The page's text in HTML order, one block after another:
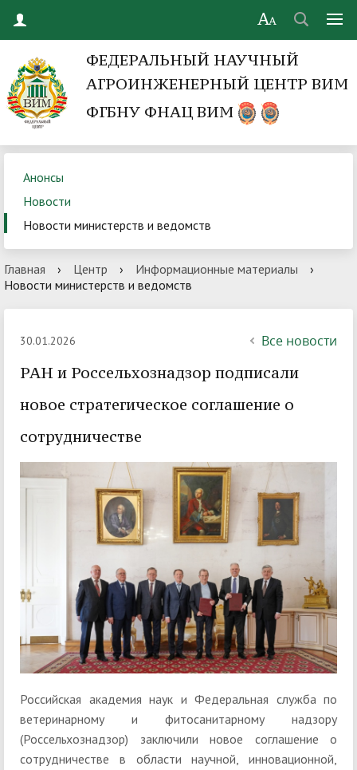
ФЕДЕРАЛЬНЫЙ НАУЧНЫЙ
АГРОИНЖЕНЕРНЫЙ ЦЕНТР ВИМ
ФГБНУ ФНАЦ ВИМ
Анонсы
Новости
Новости министерств и ведомств
Главная › Центр › Информационные материалы
›
Новости министерств и ведомств
30.01.2026 Все новости
РАН и Россельхознадзор подписали
новое стратегическое соглашение о
сотрудничестве
Российская академия наук и Федеральная служба по
ветеринарному и фитосанитарному надзору
(Россельхознадзор) заключили новое соглашение о
сотрудничестве в области научной, инновационной,